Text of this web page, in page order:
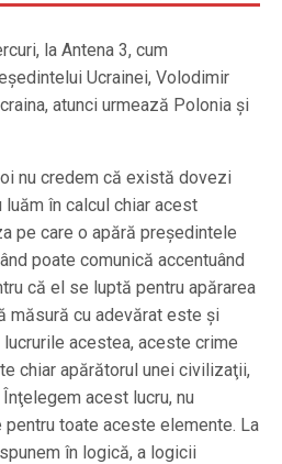
la Antena 3, cum
Ucrainei, Volodimir
atunci urmează Polonia şi
nu credem că există dovezi
luăm în calcul chiar acest
pe care o apără preşedintele
poate comunică accentuând
că el se luptă pentru apărarea
măsură cu adevărat este şi
acestea, aceste crime
chiar apărătorul unei civilizaţii,
acest lucru, nu
toate aceste elemente. La
în logică, a logicii